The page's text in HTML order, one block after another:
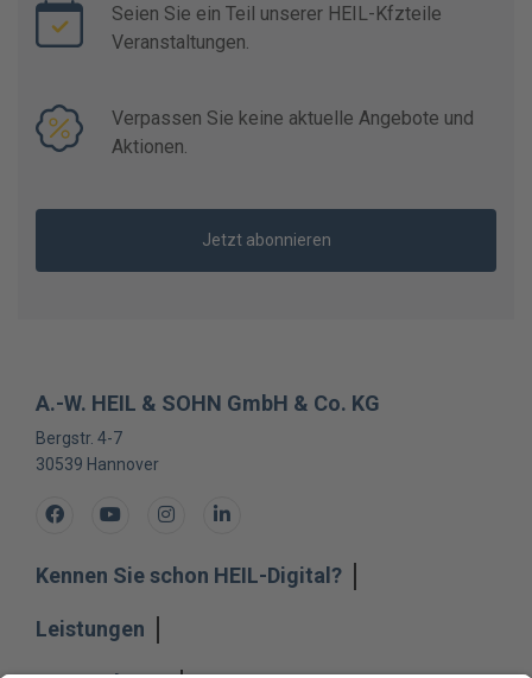
Seien Sie ein Teil unserer HEIL-Kfzteile
Veranstaltungen.
Verpassen Sie keine aktuelle Angebote und
Aktionen.
Jetzt abonnieren
A.-W. HEIL & SOHN GmbH & Co. KG
Bergstr. 4-7
30539 Hannover
FacebookYoutubeInstagramLinkedIn
Kennen Sie schon HEIL-Digital?
Leistungen